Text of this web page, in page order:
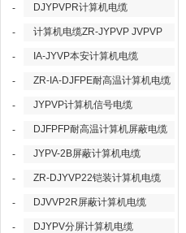
- DJYPVPR计算机电缆
- 计算机电缆ZR-JYPVP JVPVP
- IA-JYVP本安计算机电缆
- ZR-IA-DJFPE耐高温计算机电缆
- JYPVP计算机信号电缆
- DJFPFP耐高温计算机屏蔽电缆
- JYPV-2B屏蔽计算机电缆
- ZR-DJYVP22铠装计算机电缆
- DJVVP2R屏蔽计算机电缆
- DJYPV分屏计算机电缆